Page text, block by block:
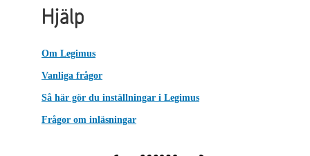
Hjälp
Om Legimus
Vanliga frågor
Så här gör du inställningar i Legimus
Frågor om inläsningar